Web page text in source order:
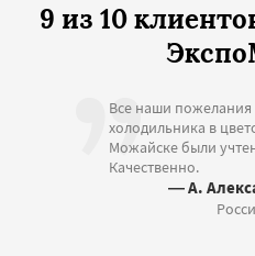
9 из 10
Все наши пожелания
холодильника в
Можайске были
Качественно.
— А.